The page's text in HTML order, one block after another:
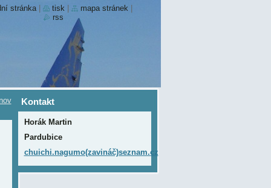
Kontakt
Horák Martin
Pardubice
chuichi.nagumo(zavináč)seznam.cz
stránka tisk mapa stránek
rss